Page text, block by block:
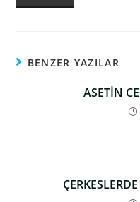
BENZER YAZILAR
ASETİN